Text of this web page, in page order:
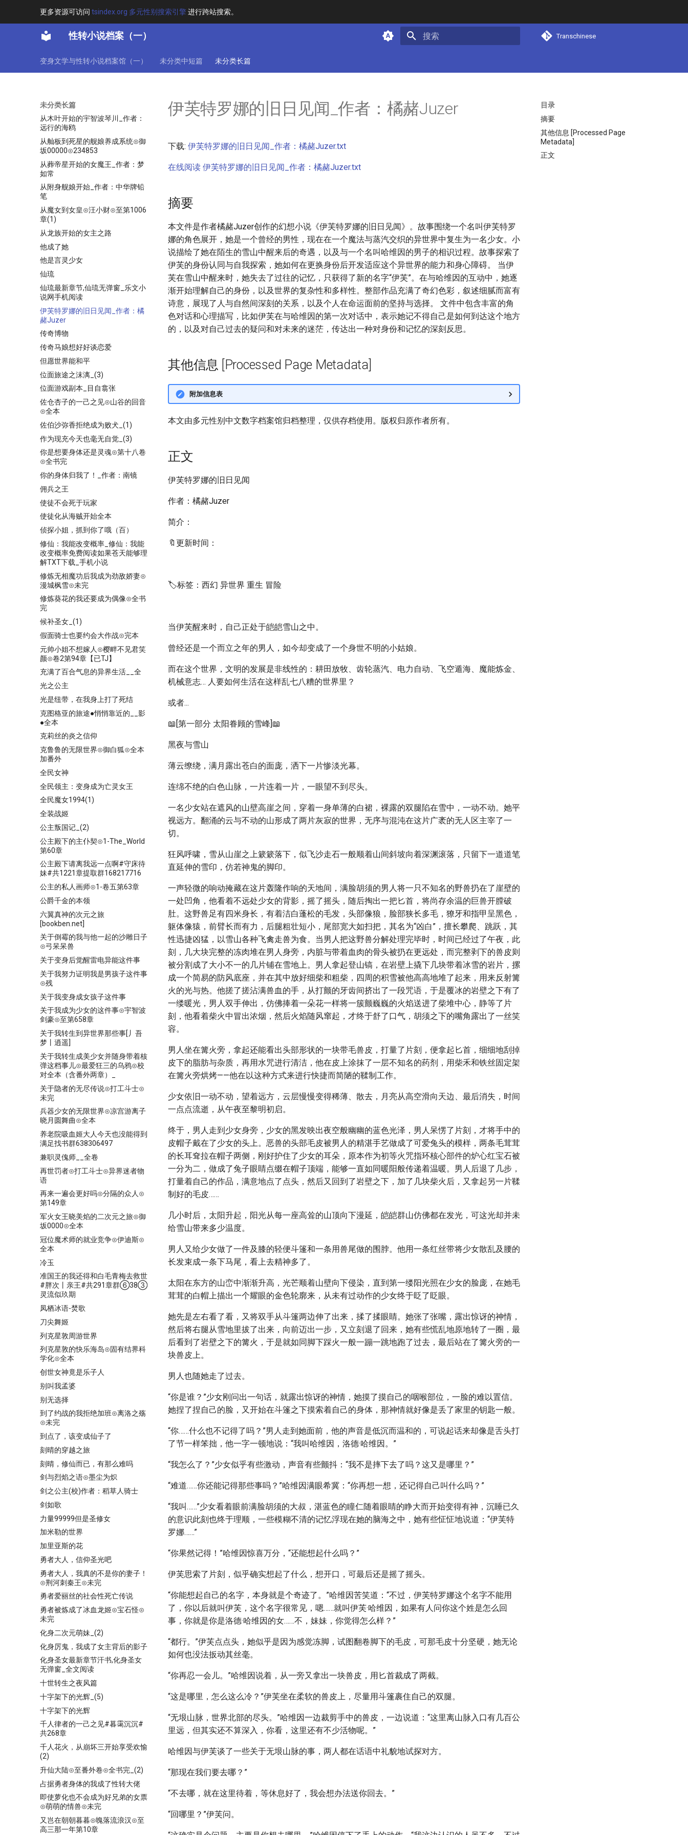
更多资源可访问 tsindex.org 多元性别搜索引擎进行跨站搜索。
性转小说档案（一） Transchinese
变身文学与性转小说档案馆（一） 未分类中短篇 未分类长篇
未分类长篇
疯队队长#共75章群①⑥8②衣
7七衣⑥
从大筒木开始，对抗诸天最强⊙者
从宫女开始长生登仙
从恶灵开始的非日常生活⊙虫言⊙
幽玖⊙全本
从木叶开始的宇智波琴川_作者：
远行的海鸥
从舢板到死星的舰娘养成系统⊙御
坂00000⊙234853
从葬帝星开始的女魔王_作者：梦
如常
从附身舰娘开始_作者：中华牌铅
笔
从魔女到女皇⊙汪小财⊙至第1006
章(1)
从龙族开始的女主之路
他成了她
他是言灵少女
仙琉
仙琉最新章节,仙琉无弹窗_乐文小
说网手机阅读
伊芙特罗娜的旧日见闻_作者：橘
赭Juzer
传奇博物
传奇马娘想好好谈恋爱
但愿世界能和平
位面旅途之沫漓_(3)
位面游戏副本_目自翕张
佐仓杏子的一己之见⊙山谷的回音
⊙全本
佐伯沙弥香拒绝成为败犬_(1)
作为现充今天也毫无自觉_(3)
你是想要身体还是灵魂⊙第十八卷
⊙全书完
你的身体归我了！_作者：南镜
佣兵之王
使徒不会死于玩家
使徒化从海贼开始全本
侦探小姐，抓到你了哦（百）
修仙：我能改变概率_修仙：我能
改变概率免费阅读如果苍天能够理
解TXT下载_手机小说
修炼无相魔功后我成为劲敌娇妻⊙
漫城枫雪⊙未完
修炼葵花的我还要成为偶像⊙全书
完
候补圣女_(1)
假面骑士也要约会大作战⊙完本
元帅小姐不想嫁人⊙樱畔不见君笑
颜⊙卷2第94章【已TJ】
充满了百合气息的异界生活__全
光之公主
光是纽带，在我身上打了死结
克图格亚的旅途●悄悄靠近的__影
●全本
克莉丝的炎之信仰
克鲁鲁的无限世界⊙御白狐⊙全本
加番外
全民女神
全民领主：变身成为亡灵女王
全民魔女1994(1)
全装战姬
公主叛国记_(2)
公主殿下的主仆契⊙1-The_World
第60章
公主殿下请离我远一点啊#守床待
妹#共1221章提取群168217716
公主的私人画师⊙1-卷五第63章
公爵千金的本领
六翼真神的次元之旅
[bookben.net]
关于倒霉的我与他一起的沙雕日子
⊙弓呆呆兽
关于变身后觉醒雷电异能这件事
关于我努力证明我是男孩子这件事
⊙残
关于我变身成女孩子这件事
关于我成为少女的这件事⊙宇智波
剑豪⊙至第658章
关于我转生到异世界那些事[丿吾
梦丨逍遥]
关于我转生成美少女并随身带着核
弹这档事儿⊙最爱狂三的乌鸦⊙校
对全本（含番外两章）_
关于隐者的无尽传说⊙打工斗士⊙
未完
兵器少女的无限世界⊙凉宫游离子
晓月圆舞曲⊙全本
养老院吸血姬大人今天也没能得到
满足找书群638306497
兼职灵傀师__全卷
再世罚者⊙打工斗士⊙异界迷者物
语
再来一遍会更好吗⊙分隔的众人⊙
第149章
军火女王晓美焰的二次元之旅⊙御
坂0000⊙全本
冠位魔术师的就业竞争⊙伊迪斯⊙
全本
冷玉
准国王的我还得和白毛青梅去救世
#胖次丨亲王#共291章群⑥38③
灵流似玖期
凤栖冰语-焚歌
刀尖舞姬
列克星敦周游世界
列克星敦的快乐海岛⊙固有结界科
学化⊙全本
创世女神竟是乐子人
别叫我孟婆
别无选择
到了约战的我拒绝加班⊙离洛之殇
⊙未完
到点了，该变成仙子了
刻晴的穿越之旅
刻晴，修仙而已，有那么难吗
剑与烈焰之语⊙墨尘为炽
剑之公主(校)作者：稻草人骑士
剑如歌
力量99999但是圣修女
加米勒的世界
加里亚斯的花
勇者大人，信仰圣光吧
勇者大人，我真的不是你的妻子！
⊙荆河刺秦王⊙未完
勇者爱丽丝的社会性死亡传说
勇者被炼成了冰血龙姬⊙宝石怪⊙
未完
化身二次元萌妹_(2)
化身厉鬼，我成了女主背后的影子
化身圣女最新章节汗书,化身圣女
无弹窗_全文阅读
十世转生之夜风篇
十字架下的光辉_(5)
十字架下的光辉
千人律者的一己之见#暮霭沉沉#
共268章
千人花火，从崩坏三开始享受欢愉
(2)
升仙大陆⊙至番外卷⊙全书完_(2)
占据勇者身体的我成了性转大佬
即使萝化也不会成为好兄弟的女票
⊙萌萌的情兽⊙未完
又岂在朝朝暮暮⊙魄落流浪汉⊙至
高三那一年第10章
目录
摘要
其他信息 [Processed Page
Metadata]
正文
伊芙特罗娜的旧日见闻_作者：橘赭Juzer
下载: 伊芙特罗娜的旧日见闻_作者：橘赭Juzer.txt
在线阅读 伊芙特罗娜的旧日见闻_作者：橘赭Juzer.txt
摘要
本文件是作者橘赭Juzer创作的幻想小说《伊芙特罗娜的旧日见闻》。故事围绕一个名叫伊芙特罗
娜的角色展开，她是一个曾经的男性，现在在一个魔法与蒸汽交织的异世界中复生为一名少女。小
说描绘了她在陌生的雪山中醒来后的奇遇，以及与一个名叫哈维因的男子的相识过程。故事探索了
伊芙的身份认同与自我探索，她如何在更换身份后开发适应这个异世界的能力和身心障碍。 当伊
芙在雪山中醒来时，她失去了过往的记忆，只获得了新的名字“伊芙”。在与哈维因的互动中，她逐
渐开始理解自己的身份，以及世界的复杂性和多样性。整部作品充满了奇幻色彩，叙述细腻而富有
诗意，展现了人与自然间深刻的关系，以及个人在命运面前的坚持与选择。 文件中包含丰富的角
色对话和心理描写，比如伊芙在与哈维因的第一次对话中，表示她记不得自己是如何到达这个地方
的，以及对自己过去的疑问和对未来的迷茫，传达出一种对身份和记忆的深刻反思。
其他信息 [Processed Page Metadata]
附加信息表
本文由多元性别中文数字档案馆归档整理，仅供存档使用。版权归原作者所有。
正文
伊芙特罗娜的旧日见闻
作者：橘赭Juzer
简介：
🔖更新时间：
🏷️标签：西幻 异世界 重生 冒险
当伊芙醒来时，自己正处于皑皑雪山之中。
曾经还是一个而立之年的男人，如今却变成了一个身世不明的小姑娘。
而在这个世界，文明的发展是非线性的：耕田放牧、齿轮蒸汽、电力自动、飞空遁海、魔能炼金、
机械意志… 人要如何生活在这样乱七八糟的世界里？
或者...
📖[第一部分 太阳眷顾的雪峰]📖
黑夜与雪山
薄云缭绕，满月露出苍白的面庞，洒下一片惨淡光幕。
连绵不绝的白色山脉，一片连着一片，一眼望不到尽头。
一名少女站在遮风的山壁高崖之间，穿着一身单薄的白裙，裸露的双腿陷在雪中，一动不动。她平
视远方。翻涌的云与不动的山形成了两片灰寂的世界，无序与混沌在这片广袤的无人区主宰了一
切。
狂风呼啸，雪从山崖之上簌簌落下，似飞沙走石一般顺着山间斜坡向着深渊滚落，只留下一道道笔
直延伸的雪印，仿若神鬼的脚印。
一声轻微的响动掩藏在这片轰隆作响的天地间，满脸胡须的男人将一只不知名的野兽扔在了崖壁的
一处凹角，他看着不远处少女的背影，摇了摇头，随后掏出一把匕首，将尚存余温的巨兽开膛破
肚。这野兽足有四米身长，有着洁白蓬松的毛发，头部像狼，脸部狭长多毛，獠牙和指甲呈黑色，
躯体像猿，前臂长而有力，后腿粗壮短小，尾部宽大如扫把，其名为“凶白”，擅长攀爬、跳跃，其
性迅捷凶猛，以雪山各种飞禽走兽为食。当男人把这野兽分解处理完毕时，时间已经过了午夜，此
刻，几大块完整的冻肉堆在男人身旁，内脏与带着血肉的骨头被扔在更远处，而完整剥下的兽皮则
被分割成了大小不一的几片铺在雪地上。男人拿起登山镐，在岩壁上撬下几块带着冰雪的岩片，摞
成一个简易的防风底座，并在其中放好细柴和粗柴，四周的积雪被他高高地堆了起来，用来反射篝
火的光与热。他搓了搓沾满兽血的手，从打颤的牙齿间挤出了一段咒语，于是覆冰的岩壁之下有了
一缕暖光，男人双手伸出，仿佛捧着一朵花一样将一簇颤巍巍的火焰送进了柴堆中心，静等了片
刻，他看着柴火中冒出浓烟，然后火焰随风窜起，才终于舒了口气，胡须之下的嘴角露出了一丝笑
容。
男人坐在篝火旁，拿起还能看出头部形状的一块带毛兽皮，打量了片刻，便拿起匕首，细细地刮掉
皮下的脂肪与杂质，再用水咒进行清洁，他在皮上涂抹了一层不知名的药剂，用柴禾和铁丝固定架
在篝火旁烘烤——他在以这种方式来进行快捷而简陋的鞣制工作。
少女依旧一动不动，望着远方，云层慢慢变得稀薄、散去，月亮从高空滑向天边、最后消失，时间
一点点流逝，从午夜至黎明初启。
终于，男人走到少女身旁，少女的黑发映出夜空般幽幽的蓝色光泽，男人呆愣了片刻，才将手中的
皮帽子戴在了少女的头上。恶兽的头部毛皮被男人的精湛手艺做成了可爱兔头的模样，两条毛茸茸
的长耳耷拉在帽子两侧，刚好护住了少女的耳朵，原本作为初等火咒指环核心部件的炉心红宝石被
一分为二，做成了兔子眼睛点缀在帽子顶端，能够一直如同暖阳般传递着温暖。男人后退了几步，
打量着自己的作品，满意地点了点头，然后又回到了岩壁之下，加了几块柴火后，又拿起另一片鞣
制好的毛皮……
几小时后，太阳升起，阳光从每一座高耸的山顶向下漫延，皑皑群山仿佛都在发光，可这光却并未
给雪山带来多少温度。
男人又给少女做了一件及膝的轻便斗篷和一条用兽尾做的围脖。他用一条红丝带将少女散乱及腰的
长发束成一条下马尾，看上去精神多了。
太阳在东方的山峦中渐渐升高，光芒顺着山壁向下侵染，直到第一缕阳光照在少女的脸庞，在她毛
茸茸的白帽上描出一个耀眼的金色轮廓来，从未有过动作的少女终于眨了眨眼。
她先是左右看了看，又将双手从斗篷两边伸了出来，揉了揉眼睛。她张了张嘴，露出惊讶的神情，
然后将右腿从雪地里拔了出来，向前迈出一步，又立刻退了回来，她有些慌乱地原地转了一圈，最
后看到了岩壁之下的篝火，于是就如同脚下踩火一般一蹦一跳地跑了过去，最后站在了篝火旁的一
块兽皮上。
男人也随她走了过去。
“你是谁？”少女刚问出一句话，就露出惊讶的神情，她摸了摸自己的咽喉部位，一脸的难以置信。
她捏了捏自己的脸，又开始在斗篷之下摸索着自己的身体，那神情就好像是丢了家里的钥匙一般。
“你……什么也不记得了吗？”男人走到她面前，他的声音是低沉而温和的，可说起话来却像是舌头打
了节一样笨拙，他一字一顿地说：“我叫哈维因，洛德·哈维因。”
“我怎么了？”少女似乎有些激动，声音有些颤抖：“我不是摔下去了吗？这又是哪里？”
“难道……你还能记得那些事吗？”哈维因满眼希冀：“你再想一想，还记得自己叫什么吗？”
“我叫……”少女看着眼前满脸胡须的大叔，湛蓝色的瞳仁随着眼睛的睁大而开始变得有神，沉睡已久
的意识此刻也终于理顺，一些模糊不清的记忆浮现在她的脑海之中，她有些怔怔地说道：“伊芙特
罗娜……”
“你果然记得！”哈维因惊喜万分，“还能想起什么吗？”
伊芙思索了片刻，似乎确实想起了什么，想开口，可最后还是摇了摇头。
“你能想起自己的名字，本身就是个奇迹了。”哈维因苦笑道：“不过，伊芙特罗娜这个名字不能用
了，你以后就叫伊芙，这个名字很常见，嗯……就叫伊芙·哈维因，如果有人问你这个姓是怎么回
事，你就是你是洛德·哈维因的女……不，妹妹，你觉得怎么样？”
“都行。”伊芙点点头，她似乎是因为感觉冻脚，试图翻卷脚下的毛皮，可那毛皮十分坚硬，她无论
如何也没法扳动其丝毫。
“你再忍一会儿。”哈维因说着，从一旁又拿出一块兽皮，用匕首裁成了两截。
“这是哪里，怎么这么冷？”伊芙坐在柔软的兽皮上，尽量用斗篷裹住自己的双腿。
“无垠山脉，世界北部的尽头。”哈维因一边裁剪手中的兽皮，一边说道：“这里离山脉入口有几百公
里远，但其实还不算深入，你看，这里还有不少活物呢。”
哈维因与伊芙谈了一些关于无垠山脉的事，两人都在话语中礼貌地试探对方。
“那现在我们要去哪？”
“不去哪，就在这里待着，等休息好了，我会想办法送你回去。”
“回哪里？”伊芙问。